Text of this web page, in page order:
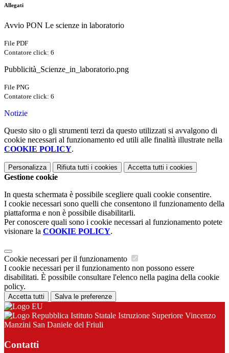
Allegati
Avvio PON Le scienze in laboratorio
File PDF
Contatore click: 6
Pubblicità_Scienze_in_laboratorio.png
File PNG
Contatore click: 6
Notizie
Questo sito o gli strumenti terzi da questo utilizzati si avvalgono di
cookie necessari al funzionamento ed utili alle finalità illustrate nella
COOKIE POLICY.
Personalizza Rifiuta tutti i cookies Accetta tutti i cookies
Gestione cookie
In questa schermata è possibile scegliere quali cookie consentire.
I cookie necessari sono quelli che consentono il funzionamento della
piattaforma e non è possibile disabilitarli.
Per conoscere quali sono i cookie necessari al funzionamento potete
visionare la COOKIE POLICY.
Cookie necessari per il funzionamento
I cookie necessari per il funzionamento non possono essere
disabilitati. È possibile consultare l'elenco nella pagina della cookie
policy.
Accetta tutti Salva le preferenze
Istituto Statale Istruzione Superiore Vincenzo
Manzini San Daniele del Friuli
Contatti